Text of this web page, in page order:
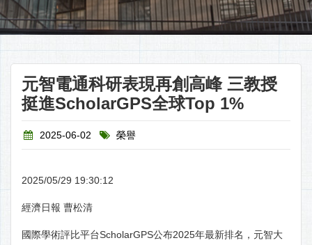
元智電通科研表現再創高峰 三教授
挺進ScholarGPS全球Top 1%
2025-06-02 榮譽
2025/05/29 19:30:12
經濟日報 曹松清
國際學術評比平台ScholarGPS公布2025年最新排名，元智大